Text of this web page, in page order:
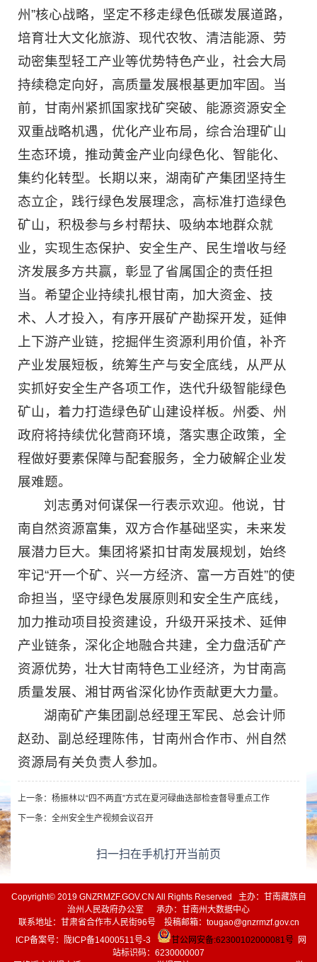
州”核心战略，坚定不移走绿色低碳发展道路，
培育壮大文化旅游、现代农牧、清洁能源、劳
动密集型轻工产业等优势特色产业，社会大局
持续稳定向好，高质量发展根基更加牢固。当
前，甘南州紧抓国家找矿突破、能源资源安全
双重战略机遇，优化产业布局，综合治理矿山
生态环境，推动黄金产业向绿色化、智能化、
集约化转型。长期以来，湖南矿产集团坚持生
态立企，践行绿色发展理念，高标准打造绿色
矿山，积极参与乡村帮扶、吸纳本地群众就
业，实现生态保护、安全生产、民生增收与经
济发展多方共赢，彰显了省属国企的责任担
当。希望企业持续扎根甘南，加大资金、技
术、人才投入，有序开展矿产勘探开发，延伸
上下游产业链，挖掘伴生资源利用价值，补齐
产业发展短板，统筹生产与安全底线，从严从
实抓好安全生产各项工作，迭代升级智能绿色
矿山，着力打造绿色矿山建设样板。州委、州
政府将持续优化营商环境，落实惠企政策，全
程做好要素保障与配套服务，全力破解企业发
展难题。
刘志勇对何谋保一行表示欢迎。他说，甘
南自然资源富集，双方合作基础坚实，未来发
展潜力巨大。集团将紧扣甘南发展规划，始终
牢记“开一个矿、兴一方经济、富一方百姓”的使
命担当，坚守绿色发展原则和安全生产底线，
加力推动项目投资建设，升级开采技术、延伸
产业链条，深化企地融合共建，全力盘活矿产
资源优势，壮大甘南特色工业经济，为甘南高
质量发展、湘甘两省深化协作贡献更大力量。
湖南矿产集团副总经理王军民、总会计师
赵劲、副总经理陈伟，甘南州合作市、州自然
资源局有关负责人参加。
上一条： 杨振林以“四不两直”方式在夏河碌曲迭部检查督导重点工作
下一条： 全州安全生产视频会议召开
扫一扫在手机打开当前页
Copyright© 2019 GNZRMZF.GOV.CN All Rights Reserved 主办：甘南藏族自
治州人民政府办公室 承办：甘南州大数据中心
联系地址：甘肃省合作市人民街96号 投稿邮箱：tougao@gnzrmzf.gov.cn
ICP备案号：
陇ICP备14000511号-3 甘公网安备:62300102000081号网
站标识码：6230000007